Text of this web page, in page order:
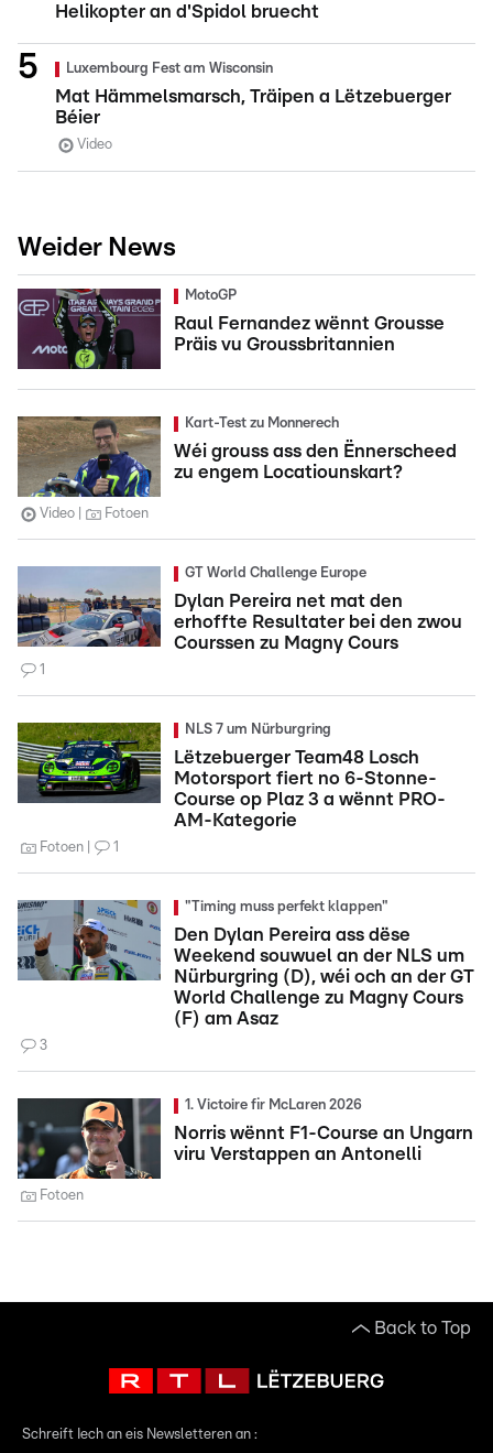
Helikopter an d'Spidol bruecht
Luxembourg Fest am Wisconsin
Mat Hämmelsmarsch, Träipen a Lëtzebuerger
Béier
Video
Weider News
MotoGP
Raul Fernandez wënnt Grousse
Präis vu Groussbritannien
Kart-Test zu Monnerech
Wéi grouss ass den Ënnerscheed
zu engem Locatiounskart?
Video Fotoen
GT World Challenge Europe
Dylan Pereira net mat den
erhoffte Resultater bei den zwou
Courssen zu Magny Cours
1
NLS 7 um Nürburgring
Lëtzebuerger Team48 Losch
Motorsport fiert no 6-Stonne-
Course op Plaz 3 a wënnt PRO-
AM-Kategorie
Fotoen 1
"Timing muss perfekt klappen"
Den Dylan Pereira ass dëse
Weekend souwuel an der NLS um
Nürburgring (D), wéi och an der GT
World Challenge zu Magny Cours
(F) am Asaz
3
1. Victoire fir McLaren 2026
Norris wënnt F1-Course an Ungarn
viru Verstappen an Antonelli
Fotoen
Back to Top
Schreift Iech an eis Newsletteren an :